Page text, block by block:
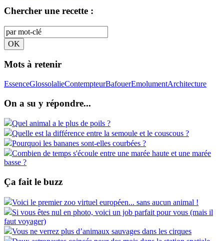
Chercher une recette :
Mots à retenir
EssenceGlossolalieContempteurBafouerEmolumentArchitecture
On a su y répondre...
Quel animal a le plus de poils ?
Quelle est la différence entre la semoule et le couscous ?
Pourquoi les bananes sont-elles courbées ?
Combien de temps s'écoule entre une marée haute et une marée
basse ?
Ça fait le buzz
Voici le premier zoo virtuel européen... sans aucun animal !
Si vous êtes nul en photo, voici un job parfait pour vous (mais il
faut voyager)
Vous ne verrez plus d’animaux sauvages dans les cirques